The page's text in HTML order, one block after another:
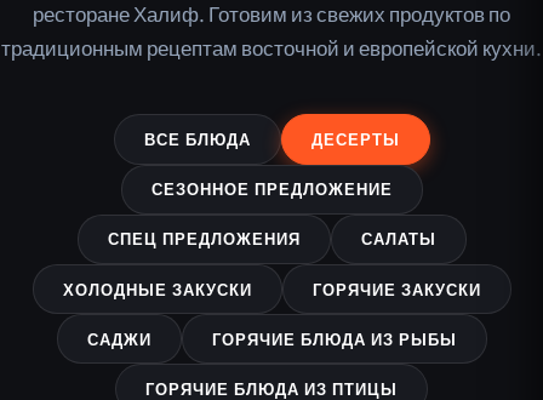
ресторане Халиф. Готовим из свежих продуктов по
традиционным рецептам восточной и европейской кухни.
ВСЕ БЛЮДА ДЕСЕРТЫ
СЕЗОННОЕ ПРЕДЛОЖЕНИЕ
СПЕЦ ПРЕДЛОЖЕНИЯ САЛАТЫ
ХОЛОДНЫЕ ЗАКУСКИ ГОРЯЧИЕ ЗАКУСКИ
САДЖИ ГОРЯЧИЕ БЛЮДА ИЗ РЫБЫ
ГОРЯЧИЕ БЛЮДА ИЗ ПТИЦЫ